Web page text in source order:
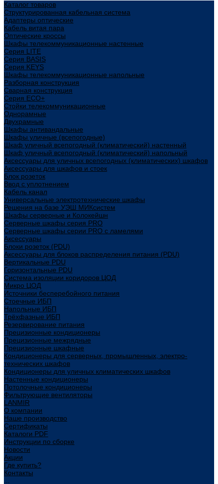
Каталог товаров
Структурированная кабельная система
Адаптеры оптические
Кабель витая пара
Оптические кроссы
Шкафы телекоммуникационные настенные
Cерия LITE
Cерия BASIS
Cерия KEYS
Шкафы телекоммуникационные напольные
Разборная конструкция
Сварная конструкция
Серия ECO+
Стойки телекоммуникационные
Однорамные
Двухрамные
Шкафы антивандальные
Шкафы уличные (всепогодные)
Шкаф уличный всепогодный (климатический) настенный
Шкаф уличный всепогодный (климатический) напольный
Аксессуары для уличных всепогодных (климатических) шкафов
Аксессуары для шкафов и стоек
Блок розеток
Ввод с уплотнением
Кабель канал
Универсальные электротехнические шкафы
Решения на базе УЭШ МИКсистем
Шкафы серверные и Колокейшн
Серверные шкафы серия PRO
Серверные шкафы серии PRO с ламелями
Аксессуары
Блоки розеток (PDU)
Аксессуары для блоков распределения питания (PDU)
Вертикальные PDU
Горизонтальные PDU
Система изоляции коридоров ЦОД
Микро ЦОД
Источники бесперебойного питания
Стоечные ИБП
Напольные ИБП
Трёхфазные ИБП
Резервирование питания
Прецизионные кондиционеры
Прецизионные межрядные
Прецизионные шкафные
Кондиционеры для серверных, промышленных, электро-
технических шкафов
Кондиционеры для уличных климатических шкафов
Настенные кондиционеры
Потолочные кондиционеры
Фильтрующие вентиляторы
LANMIR
О компании
Наше производство
Сертификаты
Каталоги PDF
Инструкции по сборке
Новости
Акции
Где купить?
Контакты